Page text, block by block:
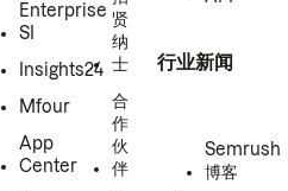
Enterprise
SI
Insights24
Mfour
App
Center
贤
纳
士
合
作
伙
伴
行业新闻
Semrush
博客